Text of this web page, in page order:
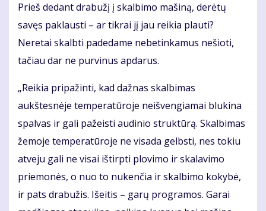
Prieš dedant drabužį į skalbimo mašiną, derėtų
savęs paklausti – ar tikrai jį jau reikia plauti?
Neretai skalbti padedame nebetinkamus nešioti,
tačiau dar ne purvinus apdarus.
„Reikia pripažinti, kad dažnas skalbimas
aukštesnėje temperatūroje neišvengiamai blukina
spalvas ir gali pažeisti audinio struktūrą. Skalbimas
žemoje temperatūroje ne visada gelbsti, nes tokiu
atveju gali ne visai ištirpti plovimo ir skalavimo
priemonės, o nuo to nukenčia ir skalbimo kokybė,
ir pats drabužis. Išeitis – garų programos. Garai